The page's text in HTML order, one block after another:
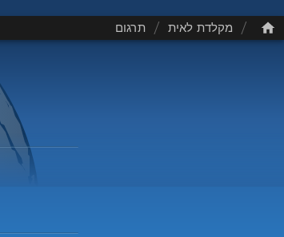
/ מקלדת לאית / תרגום